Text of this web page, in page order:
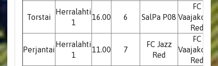
Torstai
Herralahti
1
16.00 6 SalPa P08
FC
Vaajakoski
Red
Perjantai
Herralahti
1
11.00 7
FC Jazz
Red
FC
Vaajakoski
Red